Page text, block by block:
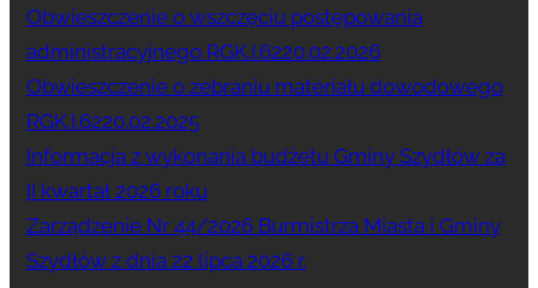
Obwieszczenie o wszczęciu postępowania
administracyjnego RGK.I.6220.02.2026
Obwieszczenie o zebraniu materiału dowodowego
RGK.I.6220.02.2025
Informacja z wykonania budżetu Gminy Szydłów za
II kwartał 2026 roku
Zarządzenie Nr 44/2026 Burmistrza Miasta i Gminy
Szydłów z dnia 22 lipca 2026 r.